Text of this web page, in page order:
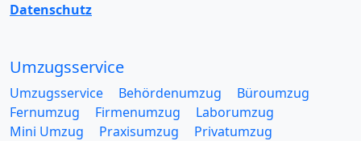
Datenschutz
Umzugsservice
Umzugsservice Behördenumzug
Büroumzug
Fernumzug
Firmenumzug
Laborumzug
Mini Umzug
Praxisumzug
Privatumzug